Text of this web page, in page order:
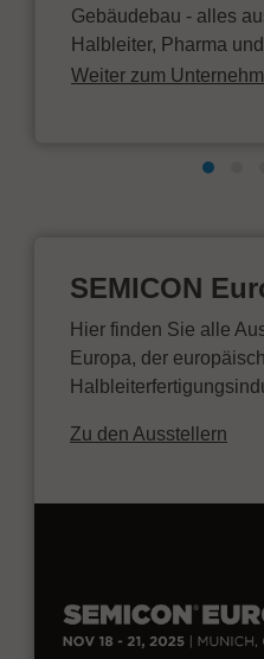
Gebäudebau - alles
Halbleiter, Pharma
Weiter zum
SEMICON
Hier finden Sie alle
Europa, der
Zu den Ausstellern